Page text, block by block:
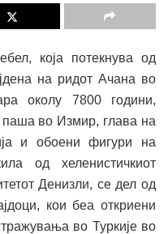
која потекнува од
на ридот Ачана во
околу 7800 години,
паша во Измир, глава на
и обоени фигури на
од хеленистичкиот
Денизли, се дел од
кои беа откриени
во Туркије во